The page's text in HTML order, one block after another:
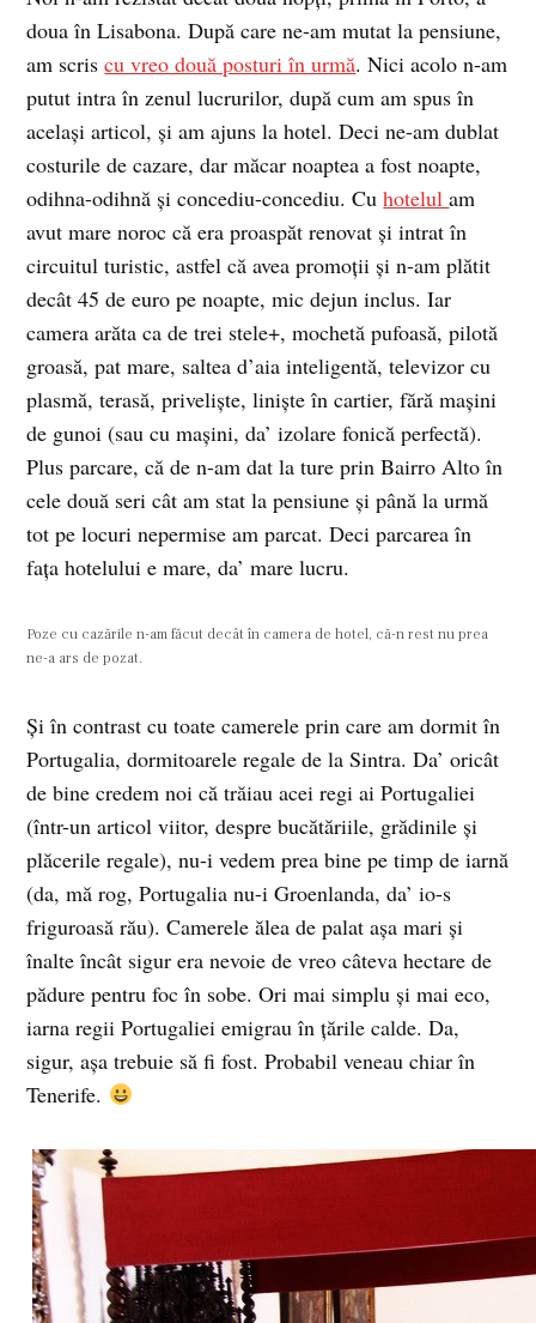
doua în Lisabona. După care ne-am mutat la pensiune,
am scriscu vreo două posturi în urmă. Nici acolo n-am
putut intra în zenul lucrurilor, după cum am spus în
acelaşi articol, şi am ajuns la hotel. Deci ne-am dublat
costurile de cazare, dar măcar noaptea a fost noapte,
odihna-odihnă şi concediu-concediu. Cuhotelulam
avut mare noroc că era proaspăt renovat şi intrat în
circuitul turistic, astfel că avea promoţii şi n-am plătit
decât 45 de euro pe noapte, mic dejun inclus. Iar
camera arăta ca de trei stele+, mochetă pufoasă, pilotă
groasă, pat mare, saltea d’aia inteligentă, televizor cu
plasmă, terasă, privelişte, linişte în cartier, fără maşini
de gunoi (sau cu maşini, da’ izolare fonică perfectă).
Plus parcare, că de n-am dat la ture prin Bairro Alto în
cele două seri cât am stat la pensiune şi până la urmă
tot pe locuri nepermise am parcat. Deci parcarea în
faţa hotelului e mare, da’ mare lucru.
Poze cu cazările n-am făcut decât în camera de hotel, că-n rest nu prea
ne-a ars de pozat.
Şi în contrast cu toate camerele prin care am dormit în
Portugalia, dormitoarele regale de la Sintra. Da’ oricât
de bine credem noi că trăiau acei regi ai Portugaliei
(într-un articol viitor, despre bucătăriile, grădinile şi
plăcerile regale), nu-i vedem prea bine pe timp de iarnă
(da, mă rog, Portugalia nu-i Groenlanda, da’ io-s
friguroasă rău). Camerele ălea de palat aşa mari şi
înalte încât sigur era nevoie de vreo câteva hectare de
pădure pentru foc în sobe. Ori mai simplu şi mai eco,
iarna regii Portugaliei emigrau în ţările calde. Da,
sigur, aşa trebuie să fi fost. Probabil veneau chiar în
Tenerife.